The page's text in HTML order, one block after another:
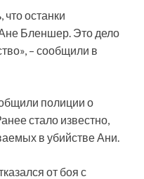
останки
Бленшер. Это дело
– сообщили в
полиции о
стало известно,
в убийстве Ани.
от боя с